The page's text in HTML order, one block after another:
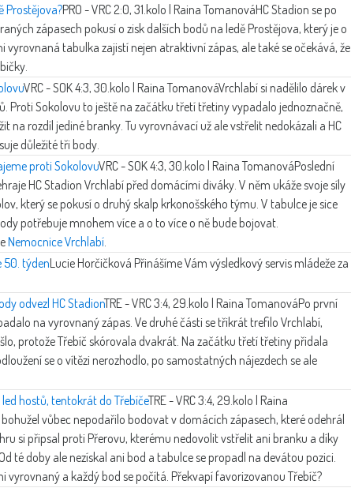
Prostějova?PRO - VRC 2:0, 31.kolo | Raina TomanováHC Stadion se po
zápasech pokusí o zisk dalších bodů na ledě Prostějova, který je o
vyrovnaná tabulka zajistí nejen atraktivní zápas, ale také se očekává, že
VRC - SOK 4:3, 30.kolo | Raina TomanováVrchlabí si nadělilo dárek v
Proti Sokolovu to ještě na začátku třetí třetiny vypadalo jednoznačně,
na rozdíl jediné branky. Tu vyrovnávací už ale vstřelit nedokázali a HC
důležité tři body.
proti SokolovuVRC - SOK 4:3, 30.kolo | Raina TomanováPoslední
HC Stadion Vrchlabí před domácími diváky. V něm ukáže svoje síly
který se pokusí o druhý skalp krkonošského týmu. V tabulce je sice
potřebuje mnohem více a o to více o ně bude bojovat.
Nemocnice Vrchlabí
50. týdenLucie Horčičková Přinášíme Vám výsledkový servis mládeže za
odvezl HC StadionTRE - VRC 3:4, 29.kolo | Raina TomanováPo první
na vyrovnaný zápas. Ve druhé části se třikrát trefilo Vrchlabí,
protože Třebíč skórovala dvakrát. Na začátku třetí třetiny přidala
se o vítězi nerozhodlo, po samostatných nájezdech se ale
hostů, tentokrát do TřebíčeTRE - VRC 3:4, 29.kolo | Raina
bohužel vůbec nepodařilo bodovat v domácích zápasech, které odehrál
si připsal proti Přerovu, kterému nedovolit vstřelit ani branku a díky
té doby ale nezískal ani bod a tabulce se propadl na devátou pozici.
vyrovnaný a každý bod se počítá. Překvapí favorizovanou Třebíč?